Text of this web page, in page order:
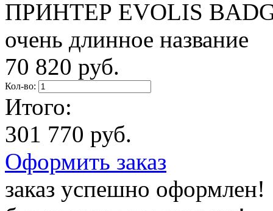
ПРИНТЕР EVOLIS
очень длинное название
70 820 руб.
Кол-во:
Итого:
301 770 руб.
Оформить заказ
заказ успешно оформлен!